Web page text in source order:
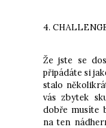
4.
Že jste se
připádáte si
stalo
vás zbytek
dobře musíte
na ten